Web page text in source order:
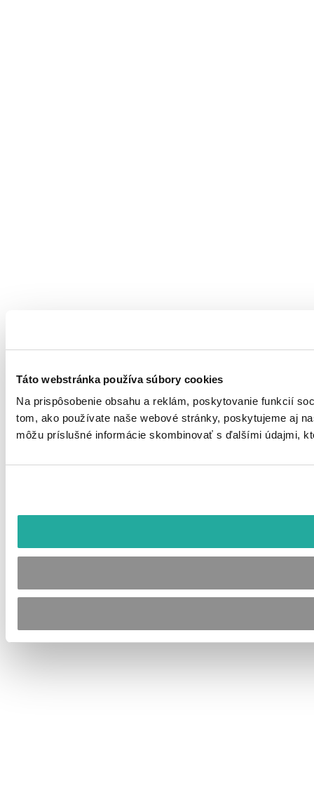
Táto webstránka používa súbory cookies
Na prispôsobenie obsahu a reklám, poskytovanie funkcií
tom, ako používate naše webové stránky, poskytujeme aj
môžu príslušné informácie skombinovať s ďalšími údajmi,